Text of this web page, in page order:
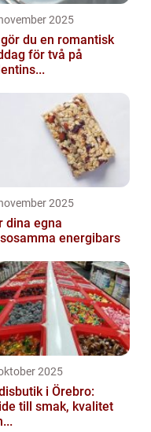
2025
du en romantisk
för två på
2025
dina egna
energibars
2025
i Örebro:
till smak, kvalitet